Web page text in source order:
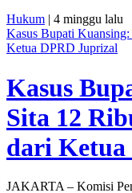
Hukum | 4 minggu lalu
Kasus Bupati
Ketua DPRD Juprizal
Kasus
Sita 12
dari
JAKARTA – Komisi